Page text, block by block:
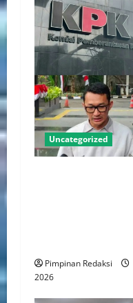
Uncategorized
Pimpinan Redaksi
2026